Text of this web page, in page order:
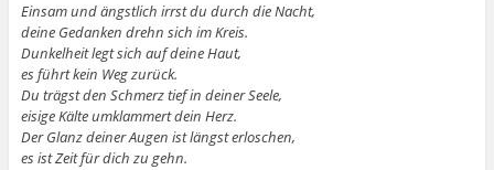
Einsam und ängstlich irrst du durch die Nacht,
deine Gedanken drehn sich im Kreis.
Dunkelheit legt sich auf deine Haut,
es führt kein Weg zurück.
Du trägst den Schmerz tief in deiner Seele,
eisige Kälte umklammert dein Herz.
Der Glanz deiner Augen ist längst erloschen,
es ist Zeit für dich zu gehn.